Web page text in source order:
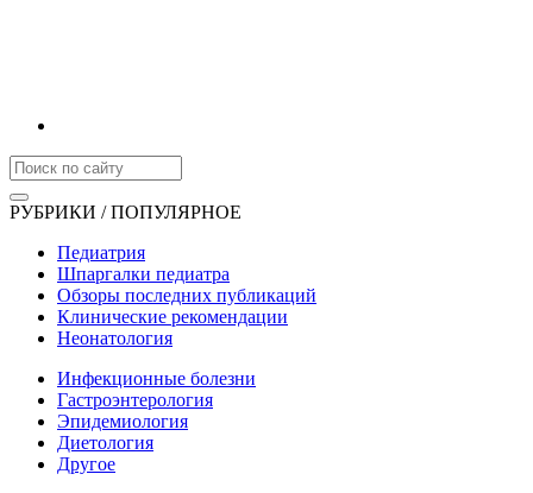
РУБРИКИ / ПОПУЛЯРНОЕ
Педиатрия
Шпаргалки педиатра
Обзоры последних публикаций
Клинические рекомендации
Неонатология
Инфекционные болезни
Гастроэнтерология
Эпидемиология
Диетология
Другое